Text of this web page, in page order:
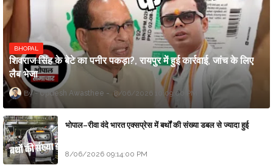
BHOPAL
शिवराज सिंह के बेटे का पनीर पकड़ा?, रायपुर में हुई कार्रवाई, जांच के लिए
लैब भेजा
Updesh Awasthee 8/06/2026 10:09:00 PM
भोपाल–रीवा वंदे भारत एक्सप्रेस में बर्थों की संख्या डबल से ज्यादा हुई
8/06/2026 09:14:00 PM